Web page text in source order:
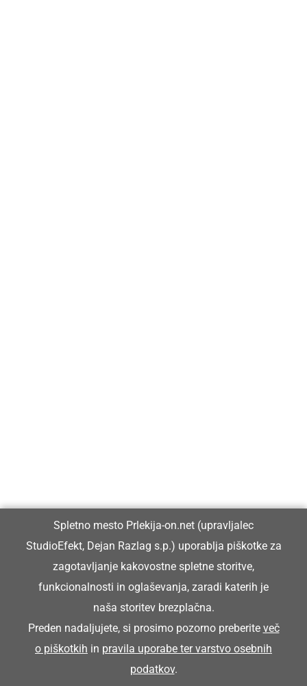
Glavni in odgovorni urednik:
Dejan Razlag
info@prlekija-on.net
© Prlekija-on.net | 2005 - 2026 | Vse pravice pridržane |
Spletno mesto Prlekija-on.net (upravljalec
StudioEfekt, Dejan Razlag s.p.) uporablja piškotke za
zagotavljanje kakovostne spletne storitve,
funkcionalnosti in oglaševanja, zaradi katerih je
naša storitev brezplačna.
Preden nadaljujete, si prosimo pozorno preberite več
o piškotkih in pravila uporabe ter varstvo osebnih
podatkov.